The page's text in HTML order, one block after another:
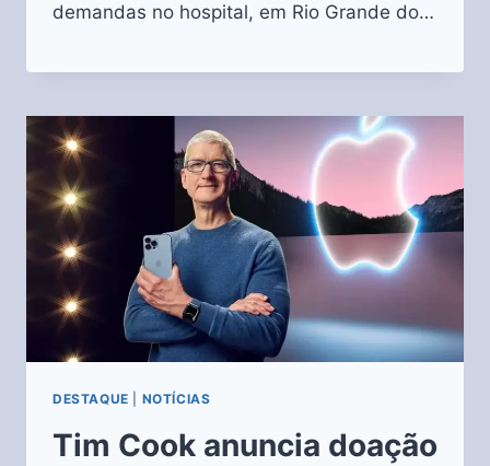
demandas no hospital, em Rio Grande do…
DESTAQUE NOTÍCIAS
Tim Cook anuncia doação